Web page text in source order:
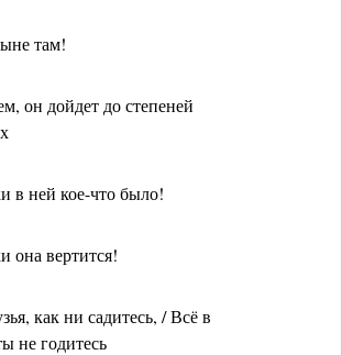
там!
он дойдет до степеней
в ней кое-что было!
она вертится!
как ни садитесь, / Всё в
не годитесь